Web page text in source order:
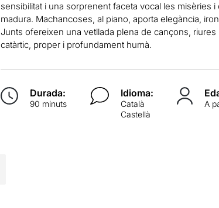
sensibilitat i una sorprenent faceta vocal les misèries
madura. Machancoses, al piano, aporta elegància,
Junts ofereixen una vetllada plena de cançons,
catàrtic, proper i profundament humà.
Durada:
90 minuts
Idioma:
Català
Castellà
A